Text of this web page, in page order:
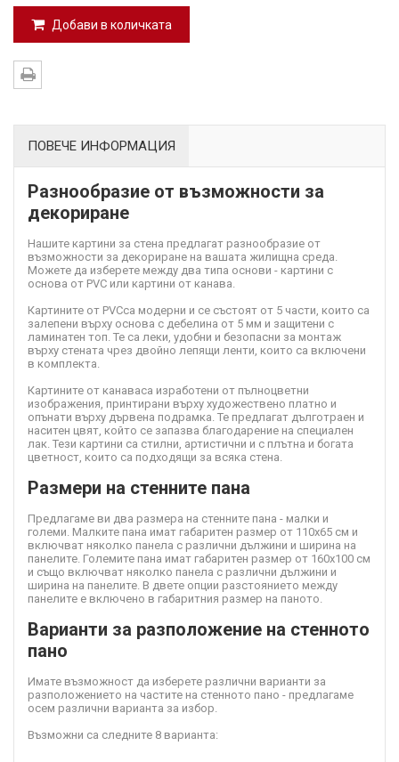
Добави в количката
ПОВЕЧЕ ИНФОРМАЦИЯ
Разнообразие от възможности за
декориране
Нашите картини за стена предлагат разнообразие от
възможности за декориране на вашата жилищна среда.
Можете да изберете между два типа основи - картини с
основа от PVC или картини от канава.
Картините от PVCса модерни и се състоят от 5 части, които са
залепени върху основа с дебелина от 5 мм и защитени с
ламинатен топ. Те са леки, удобни и безопасни за монтаж
върху стената чрез двойно лепящи ленти, които са включени
в комплекта.
Картините от канаваса изработени от пълноцветни
изображения, принтирани върху художествено платно и
опънати върху дървена подрамка. Те предлагат дълготраен и
наситен цвят, който се запазва благодарение на специален
лак. Тези картини са стилни, артистични и с плътна и богата
цветност, които са подходящи за всяка стена.
Размери на стенните пана
Предлагаме ви два размера на стенните пана - малки и
големи. Малките пана имат габаритен размер от 110х65 см и
включват няколко панела с различни дължини и ширина на
панелите. Големите пана имат габаритен размер от 160х100 см
и също включват няколко панела с различни дължини и
ширина на панелите. В двете опции разстоянието между
панелите е включено в габаритния размер на паното.
Варианти за разположение на стенното
пано
Имате възможност да изберете различни варианти за
разположението на частите на стенното пано - предлагаме
осем различни варианта за избор.
Възможни са следните 8 варианта: